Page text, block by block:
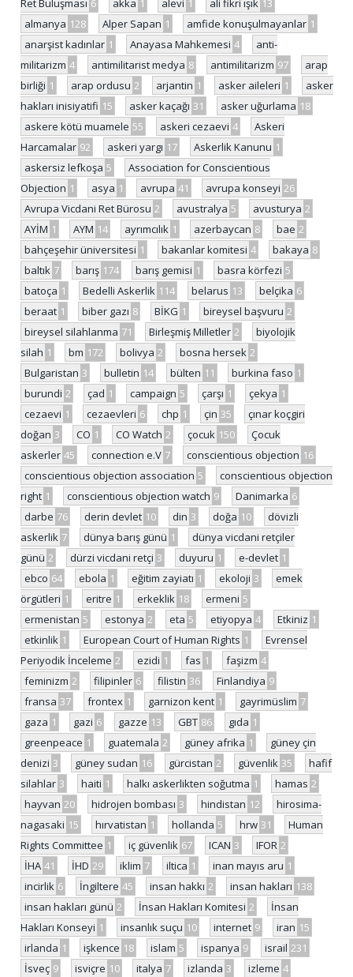
Ret Buluşması 6 akka 1 alevi 1 ali fikri ışık 13
almanya 128 Alper Sapan 1 amfide konuşulmayanlar 1
anarşist kadınlar 1 Anayasa Mahkemesi 4
anti-
militarizm 4 antimilitarist medya 8 antimilitarizm 97
arap
birliği 1 arap ordusu 2 arjantin 1 asker aileleri 1
asker
hakları inisiyatifi 15 asker kaçağı 31 asker uğurlama 18
askere kötü muamele 55 askeri cezaevi 4
Askeri
Harcamalar 92 askeri yargı 17 Askerlik Kanunu 1
askersiz lefkoşa 5
Association for Conscientious
Objection 1 asya 1 avrupa 41 avrupa konseyi 26
Avrupa Vicdani Ret Bürosu 2 avustralya 5 avusturya 2
AYİM 1 AYM 14 ayrımcılık 1 azerbaycan 8 bae 2
bahçeşehir üniversitesi 1 bakanlar komitesi 4 bakaya 8
baltık 7 barış 174 barış gemisi 1 basra körfezi 5
batoça 1 Bedelli Askerlik 114 belarus 13 belçika 6
beraat 1 biber gazı 8 BİKG 1 bireysel başvuru 2
bireysel silahlanma 71 Birleşmiş Milletler 2
biyolojik
silah 1 bm 172 bolivya 2 bosna hersek 2
Bulgaristan 3 bulletin 14 bülten 11 burkina faso 1
burundi 2 çad 1 campaign 5 çarşı 1 çekya 1
cezaevi 1 cezaevleri 6 chp 1 çin 35
çınar koçgiri
doğan 3 CO 1 CO Watch 2 çocuk 150
Çocuk
askerler 45 connection e.V 7 conscientious objection 16
conscientious objection association 5
conscientious objection
right 1 conscientious objection watch 9 Danimarka 6
darbe 76 derin devlet 10 din 3 doğa 10
dövizli
askerlik 7 dünya barış günü 1
dünya vicdani retçiler
günü 2 dürzi vicdani retçi 3 duyuru 1 e-devlet 1
ebco 64 ebola 1 eğitim zayiatı 1 ekoloji 3
emek
örgütleri 1 eritre 1 erkeklik 18 ermeni 5
ermenistan 5 estonya 2 eta 5 etiyopya 4 Etkiniz 1
etkinlik 1 European Court of Human Rights 1
Evrensel
Periyodik İnceleme 2 ezidi 1 fas 1 faşizm 4
feminizm 2 filipinler 6 filistin 36 Finlandiya 9
fransa 37 frontex 1 garnizon kent 1 gayrimüslim 7
gaza 1 gazi 6 gazze 13 GBT 86 gıda 1
greenpeace 1 guatemala 2 güney afrika 1
güney çin
denizi 3 güney sudan 16 gürcistan 2 güvenlik 35
hafif
silahlar 3 haiti 1 halkı askerlikten soğutma 1 hamas 2
hayvan 20 hidrojen bombası 3 hindistan 12
hirosima-
nagasaki 15 hırvatistan 1 hollanda 5 hrw 31
Human
Rights Committee 1 iç güvenlik 67 ICAN 3 IFOR 2
İHA 41 İHD 29 iklim 7 iltica 1 inan mayıs aru 1
incirlik 6 İngiltere 45 insan hakkı 2 insan hakları 138
insan hakları günü 2 İnsan Hakları Komitesi 2
İnsan
Hakları Konseyi 1 insanlık suçu 10 internet 9 iran 15
irlanda 1 işkence 18 islam 5 ispanya 9 israil 231
İsveç 9 isviçre 10 italya 7 izlanda 3 izleme 4